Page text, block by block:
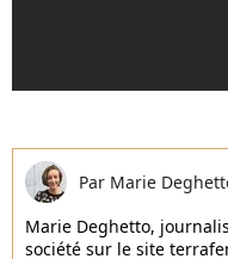
Par Marie
Marie Deghetto,
société sur le site